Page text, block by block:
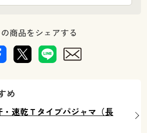
の商品をシェアする
め
速乾Ｔタイプパジャマ（長